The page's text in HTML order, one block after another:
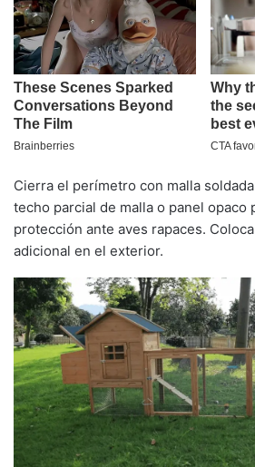
Cierra el perímetro con malla
techo parcial de malla o panel opaco
protección ante aves rapaces.
adicional en el exterior.